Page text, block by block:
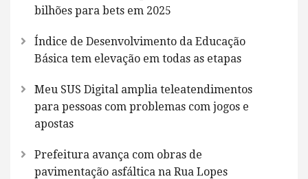
bilhões para bets em 2025
Índice de Desenvolvimento da Educação
Básica tem elevação em todas as etapas
Meu SUS Digital amplia teleatendimentos
para pessoas com problemas com jogos e
apostas
Prefeitura avança com obras de
pavimentação asfáltica na Rua Lopes